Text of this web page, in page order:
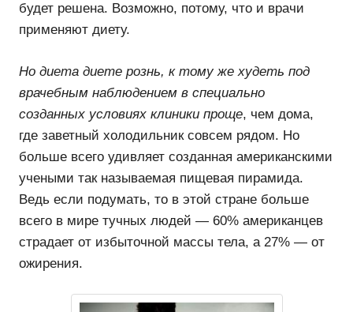
будет решена. Возможно, потому, что и врачи
применяют диету.
Но диета диете рознь, к тому же худеть под
врачебным наблюдением в специально
созданных условиях клиники проще, чем дома,
где заветный холодильник совсем рядом. Но
больше всего удивляет созданная американскими
учеными так называемая пищевая пирамида.
Ведь если подумать, то в этой стране больше
всего в мире тучных людей — 60% американцев
страдает от избыточной массы тела, а 27% — от
ожирения.